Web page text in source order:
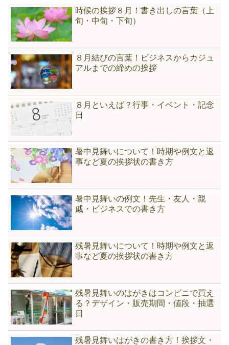
時候の挨拶８月！書き出しの言葉（上
旬・中旬・下旬）
８月結びの言葉！ビジネスからカジュ
アルまでの締めの挨拶
８月といえば？行事・イベント・記念
日
暑中見舞いについて！時期や例文と返
事など夏の挨拶状の書き方
暑中見舞いの例文！先生・友人・親
戚・ビジネスでの書き方
残暑見舞いについて！時期や例文と返
事など夏の挨拶状の書き方
残暑見舞いのはがきはコンビニで買え
る？デザイン・販売期間・値段・抽選
日
残暑見舞いはがきの書き方！挨拶文・